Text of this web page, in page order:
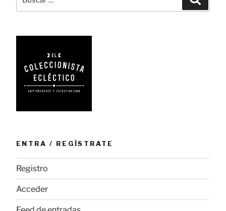
modelos
por:
ENTRA / REGÍSTRATE
Registro
Acceder